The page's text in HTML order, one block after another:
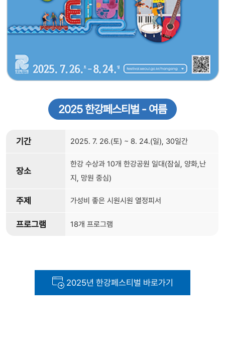
2025 한강페스티벌 - 여름
기간 2025. 7. 26.(토) ~ 8. 24.(일), 30일간
장소
한강 수상과 10개 한강공원 일대(잠실, 양화,난
지, 망원 중심)
주제 가성비 좋은 시원시원 열정피서
프로그램 18개 프로그램
2025년 한강페스티벌 바로가기